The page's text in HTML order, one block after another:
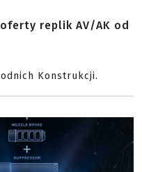
replik AV/AK od
Konstrukcji.